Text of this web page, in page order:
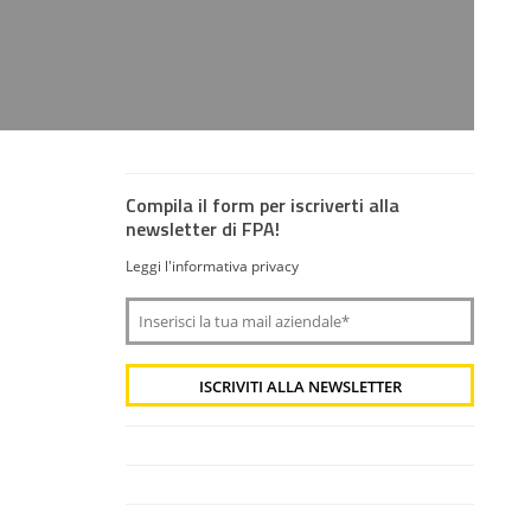
Compila il form per iscriverti alla
newsletter di FPA!
Leggi l'informativa privacy